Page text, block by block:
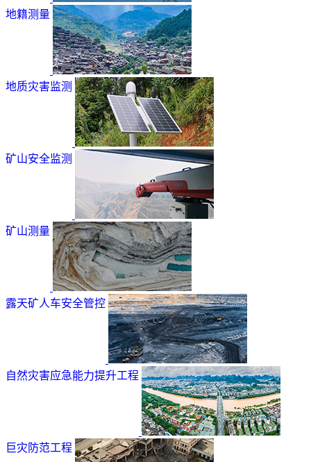
地籍测量
地质灾害监测
矿山安全监测
矿山测量
露天矿人车安全管控
自然灾害应急能力提升工程
巨灾防范工程